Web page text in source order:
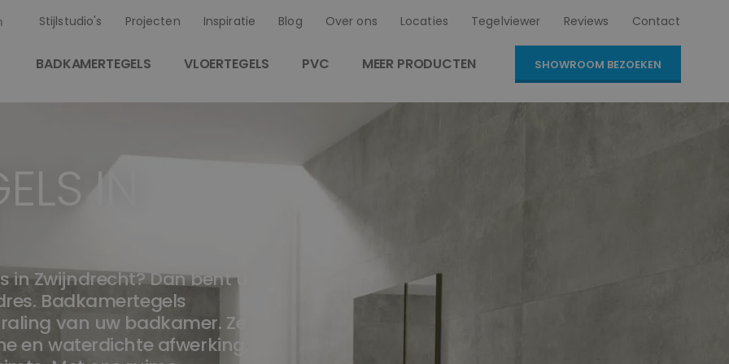
Stijlstudio's Projecten Inspiratie Blog Over ons Locaties Tegelviewer Reviews Contact
BADKAMERTEGELS VLOERTEGELS PVC MEER PRODUCTEN SHOWROOM BEZOEKEN
IN
in Zwijndrecht? Dan bent u
Badkamertegels
van uw badkamer. Ze
en waterdichte afwerking,